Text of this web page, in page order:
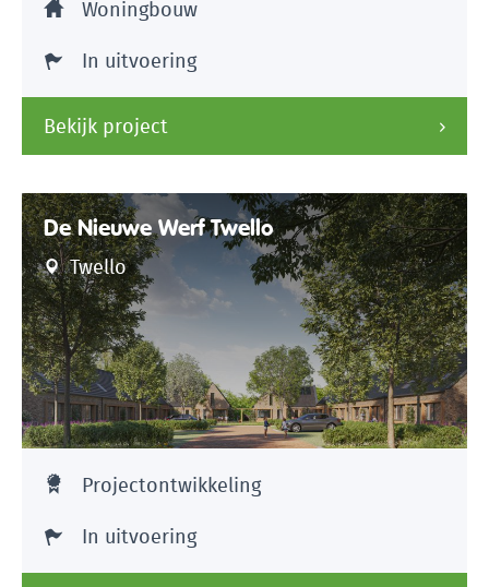
Woningbouw
In uitvoering
Bekijk project
De Nieuwe Werf Twello
Twello
Projectontwikkeling
In uitvoering